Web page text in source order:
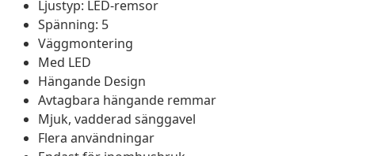
Ljustyp: LED-remsor
Spänning: 5
Väggmontering
Med LED
Hängande Design
Avtagbara hängande remmar
Mjuk, vadderad sänggavel
Flera användningar